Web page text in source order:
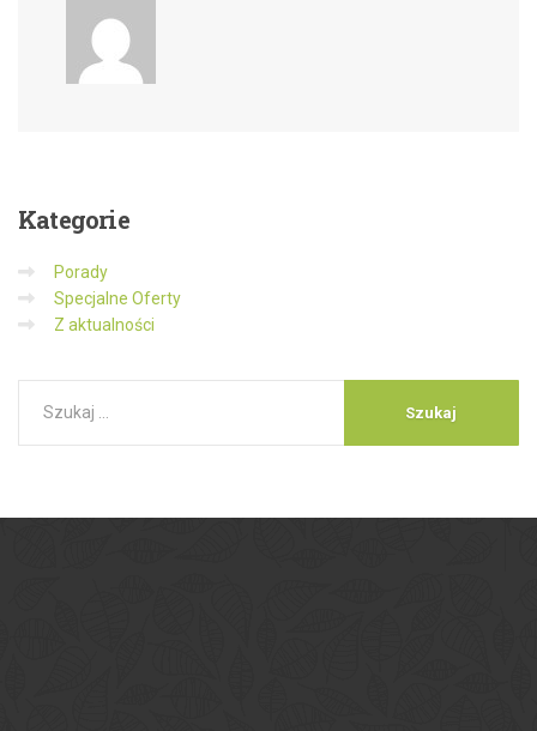
Kategorie
Porady
Specjalne Oferty
Z aktualności